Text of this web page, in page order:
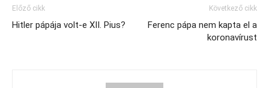
Előző cikk
Hitler pápája volt-e XII. Pius?
Következő cikk
Ferenc pápa nem kapta el a
koronavírust